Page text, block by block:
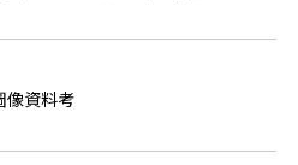
像資料考